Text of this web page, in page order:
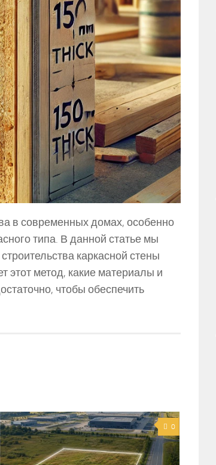
в современных домах, особенно
типа. В данной статье мы
каркасной стены
этот метод, какие материалы и
чтобы обеспечить
0